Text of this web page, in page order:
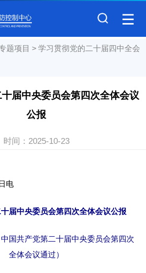
题项目 > 学习贯彻党的二十届四中全会
届中央委员会第四次全体会议
公报
时间： 2025-10-23
电
届中央委员会第四次全体会议公报
中国共产党第二十届中央委员会第四次
全体会议通过）